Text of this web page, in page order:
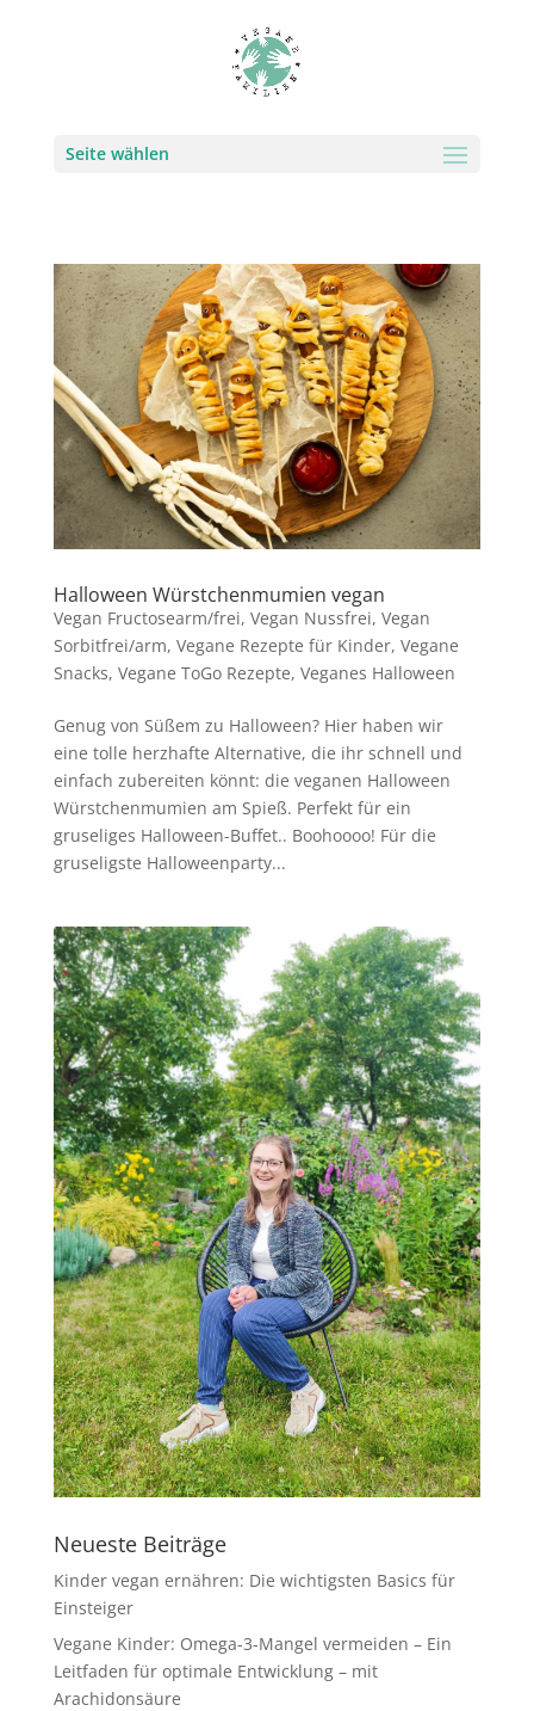
Seite wählen
Halloween Würstchenmumien vegan
Vegan Fructosearm/frei, Vegan Nussfrei, Vegan
Sorbitfrei/arm, Vegane Rezepte für Kinder, Vegane
Snacks, Vegane ToGo Rezepte, Veganes Halloween
Genug von Süßem zu Halloween? Hier haben wir
eine tolle herzhafte Alternative, die ihr schnell und
einfach zubereiten könnt: die veganen Halloween
Würstchenmumien am Spieß. Perfekt für ein
gruseliges Halloween-Buffet.. Boohoooo! Für die
gruseligste Halloweenparty...
Neueste Beiträge
Kinder vegan ernähren: Die wichtigsten Basics für
Einsteiger
Vegane Kinder: Omega-3-Mangel vermeiden – Ein
Leitfaden für optimale Entwicklung – mit
Arachidonsäure